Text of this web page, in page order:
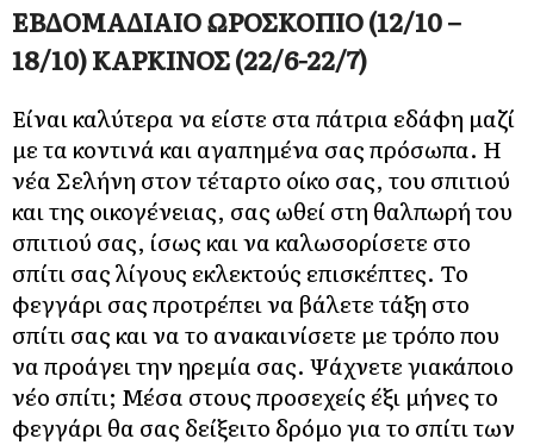
ΕΒΔΟΜΑΔΙΑΙΟ ΩΡΟΣΚΟΠΙΟ (12/10 –
18/10) ΚΑΡΚΙΝΟΣ (22/6-22/7)
Είναι καλύτερα να είστε στα πάτρια εδάφη μαζί
με τα κοντινά και αγαπημένα σας πρόσωπα. Η
νέα Σελήνη στον τέταρτο οίκο σας, του σπιτιού
και της οικογένειας, σας ωθεί στη θαλπωρή του
σπιτιού σας, ίσως και να καλωσορίσετε στο
σπίτι σας λίγους εκλεκτούς επισκέπτες. Το
φεγγάρι σας προτρέπει να βάλετε τάξη στο
σπίτι σας και να το ανακαινίσετε με τρόπο που
να προάγει την ηρεμία σας. Ψάχνετε γιακάποιο
νέο σπίτι; Μέσα στους προσεχείς έξι μήνες το
φεγγάρι θα σας δείξειτο δρόμο για το σπίτι των